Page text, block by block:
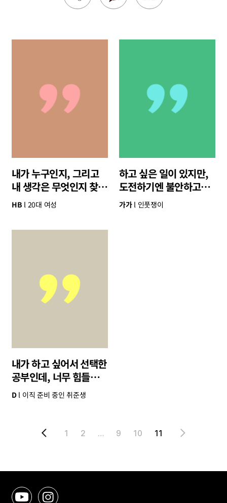
내가 누구인지, 그리고
내 생각은 무엇인지 찾고
싶어요
HB 20대 여성
하고 싶은 일이 있지만,
도전하기엔 불안하고
겁이 나요.
가가 인풋쟁이
내가 하고 싶어서 선택한
공부인데, 너무 힘들어서
도망치고 싶어요.
D 이직 준비 중인 취준생
1 2 … 9 10 11